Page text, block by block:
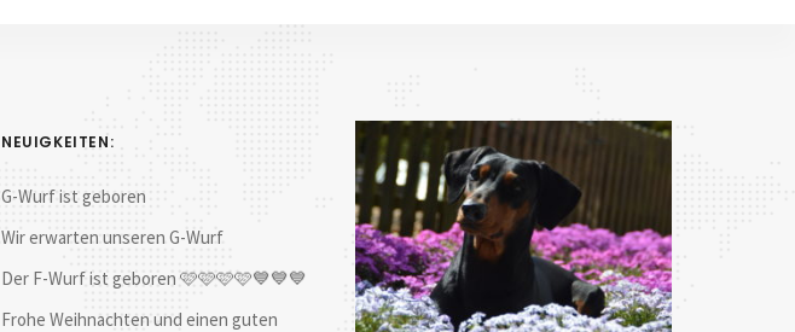
NEUIGKEITEN:
G-Wurf ist geboren
Wir erwarten unseren G-Wurf
Der F-Wurf ist geboren 🩷🩷🩷🩷💙💙💙
Frohe Weihnachten und einen guten